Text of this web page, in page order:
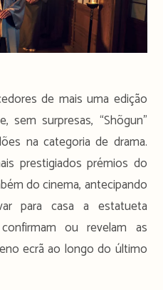
de mais uma edição
sem surpresas, “Shõgun”
na categoria de drama.
prestigiados prémios do
do cinema, antecipando
para casa a estatueta
ou revelam as
ecrã ao longo do último